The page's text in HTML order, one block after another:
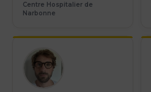
Centre Hospitalier de
Narbonne